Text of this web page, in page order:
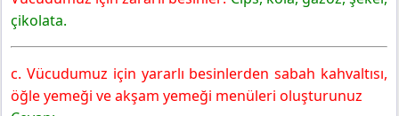
çikolata.
c. Vücudumuz için yararlı besinlerden sabah kahvaltısı,
öğle yemeği ve akşam yemeği menüleri oluşturunuz